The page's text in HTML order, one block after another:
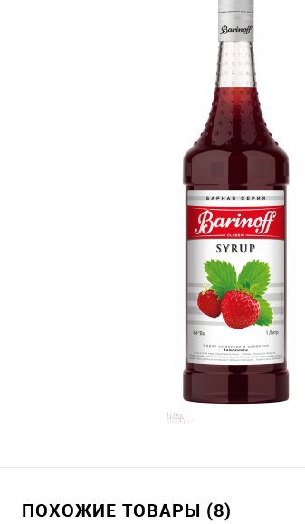
ПОХОЖИЕ ТОВАРЫ (8)